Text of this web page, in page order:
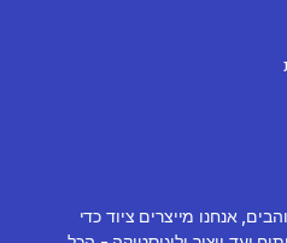
אנחנו מייצרים ציוד כדי